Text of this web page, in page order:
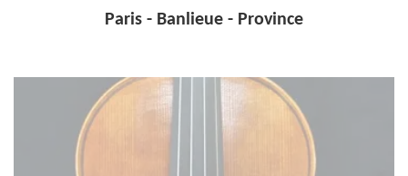
Paris - Banlieue - Province